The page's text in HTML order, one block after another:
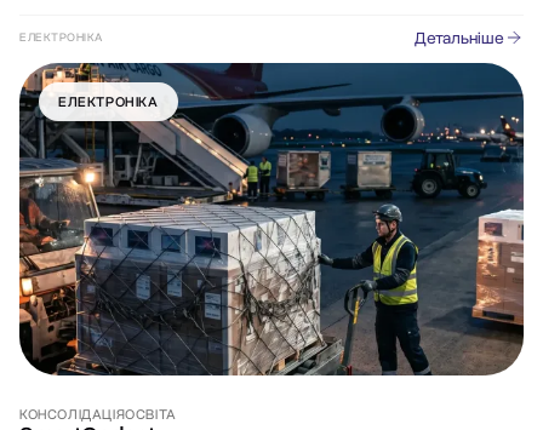
ЕЛЕКТРОНІКА Детальніше
ЕЛЕКТРОНІКА
КОНСОЛІДАЦІЯОСВІТА